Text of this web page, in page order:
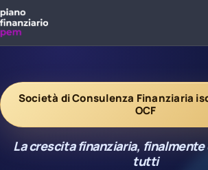
Società di Consulenza Finanziaria
OCF
La crescita finanziaria, finalmente
tutti